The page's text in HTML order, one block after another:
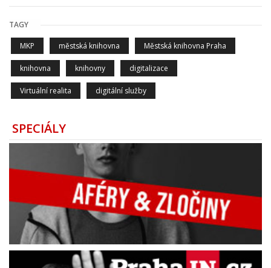
TAGY
MKP městská knihovna Městská knihovna Praha
knihovna knihovny digitalizace
Virtuální realita digitální služby
SPECIÁLY